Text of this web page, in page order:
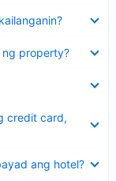
property?
credit card,
ang hotel?